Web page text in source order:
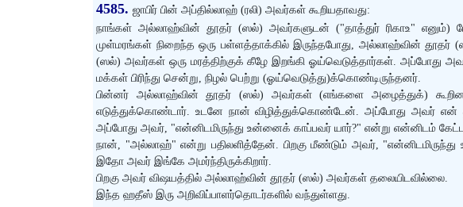
4585. ஜாபிர் பின் அப்தில்லாஹ் (ரலி) அவர்கள் கூறியதாவது:
நாங்கள் அல்லாஹ்வின் தூதர் (ஸல்) அவர்களுடன் ("தாத்துர் ரிகாஉ" எனும்)
முள்மரங்கள் நிறைந்த ஒரு பள்ளத்தாக்கில் இருந்தபோது, அல்லாஹ்வின்
(ஸல்) அவர்கள் ஒரு மரத்திற்குக் கீழே இறங்கி ஓய்வெடுத்தார்கள். அப்போது
மக்கள் பிரிந்து சென்று, நிழல் பெற்று (ஓய்வெடுத்து)க்கொண்டிருந்தனர்.
பின்னர் அல்லாஹ்வின் தூதர் (ஸல்) அவர்கள் (எங்களை அழைத்துக்)
எடுத்துக்கொண்டார். உடனே நான் விழித்துக்கொண்டேன். அப்போது அவர் என்
அப்போது அவர், "என்னிடமிருந்து உன்னைக் காப்பவர் யார்?" என்று என்னிடம்
நான், "அல்லாஹ்" என்று பதிலளித்தேன். பிறகு மீண்டும் அவர்,
இதோ அவர் இங்கே அமர்ந்திருக்கிறார்.
பிறகு அவர் விஷயத்தில் அல்லாஹ்வின் தூதர் (ஸல்) அவர்கள் தலையிடவில்லை.
இந்த ஹதீஸ் இரு அறிவிப்பாளர்தொடர்களில் வந்துள்ளது.